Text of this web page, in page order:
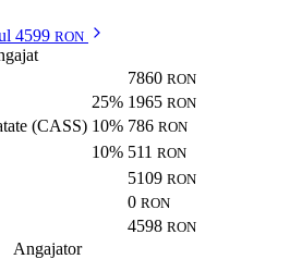
4599 RON
7860 RON
25% 1965 RON
(CASS) 10% 786 RON
10% 511 RON
5109 RON
0 RON
4598 RON
Angajator